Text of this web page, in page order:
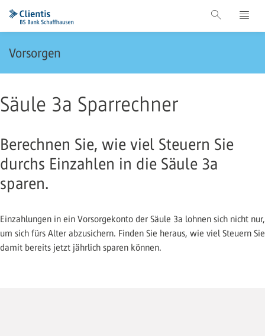
Vorsorgen
Säule 3a Sparrechner
Berechnen Sie, wie viel Steuern Sie
durchs Einzahlen in die Säule 3a
sparen.
Einzahlungen in ein Vorsorgekonto der Säule 3a lohnen sich nicht nur,
um sich fürs Alter abzusichern. Finden Sie heraus, wie viel Steuern Sie
damit bereits jetzt jährlich sparen können.